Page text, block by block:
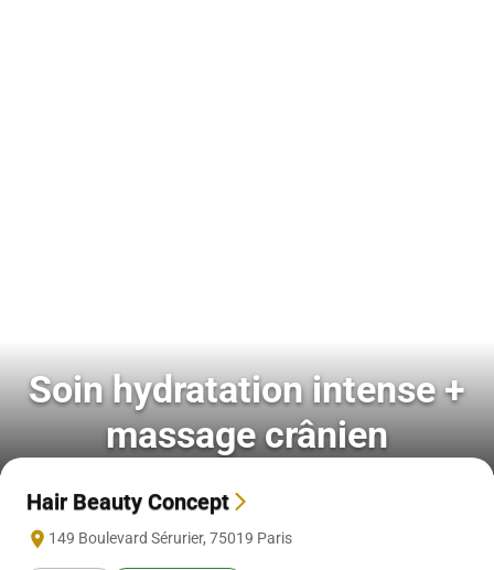
Soin hydratation intense +
massage crânien
Hair Beauty Concept
149 Boulevard Sérurier, 75019 Paris